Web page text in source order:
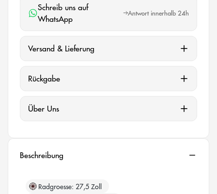
Schreib uns auf
WhatsApp
Antwort innerhalb 24h
Versand & Lieferung
Rückgabe
Über Uns
Beschreibung
Radgroesse 27,5 Zoll